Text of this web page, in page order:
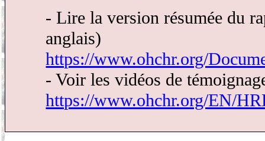
- Lire la version résumée du
anglais)
https://www.ohchr.org/
- Voir les vidéos de
https://www.ohchr.org/EN/